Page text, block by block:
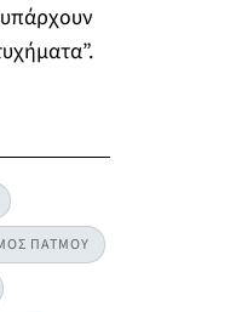
ΠΑΤΜΟΥ